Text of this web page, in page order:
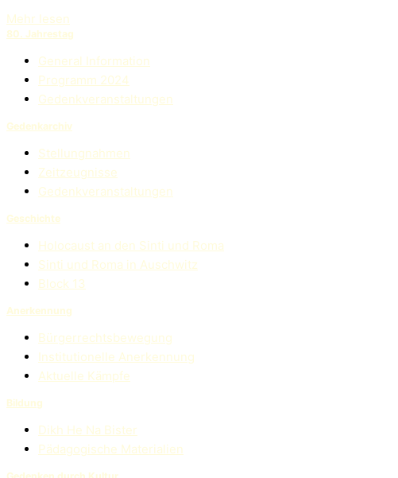
Mehr lesen
80. Jahrestag
General Information
Programm 2024
Gedenkveranstaltungen
Gedenkarchiv
Stellungnahmen
Zeitzeugnisse
Gedenkveranstaltungen
Geschichte
Holocaust an den Sinti und Roma
Sinti und Roma in Auschwitz
Block 13
Anerkennung
Bürgerrechtsbewegung
Institutionelle Anerkennung
Aktuelle Kämpfe
Bildung
Dikh He Na Bister
Pädagogische Materialien